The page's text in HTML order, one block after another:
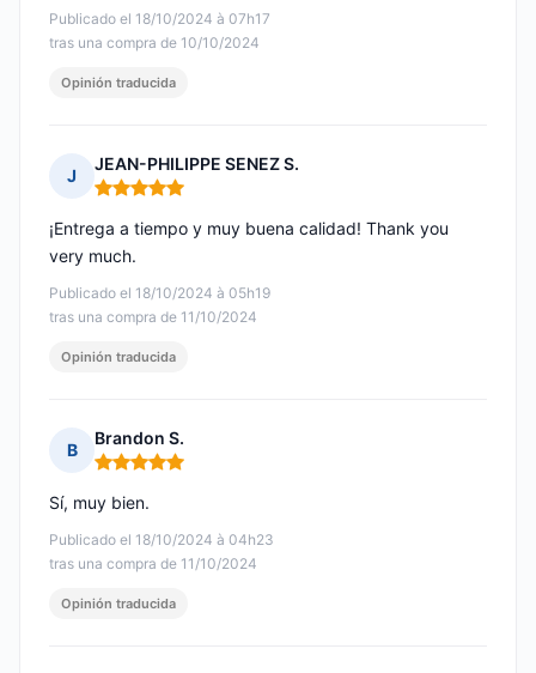
Publicado el 18/10/2024 à 07h17
tras una compra de 10/10/2024
Opinión traducida
J
JEAN-PHILIPPE SENEZ S.
Nota: 5 de 5
Publicado el 18/10/2024 à 05h19
tras una compra de 11/10/2024
¡Entrega a tiempo y muy buena calidad! Thank you
very much.
Opinión traducida
B
Brandon S.
Nota: 5 de 5
Publicado el 18/10/2024 à 04h23
tras una compra de 11/10/2024
Sí, muy bien.
Opinión traducida